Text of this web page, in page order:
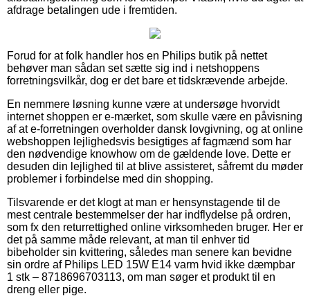
afdrage betalingen ude i fremtiden.
Forud for at folk handler hos en Philips butik på nettet
behøver man sådan set sætte sig ind i netshoppens
forretningsvilkår, dog er det bare et tidskrævende arbejde.
En nemmere løsning kunne være at undersøge hvorvidt
internet shoppen er e-mærket, som skulle være en påvisning
af at e-forretningen overholder dansk lovgivning, og at online
webshoppen lejlighedsvis besigtiges af fagmænd som har
den nødvendige knowhow om de gældende love. Dette er
desuden din lejlighed til at blive assisteret, såfremt du møder
problemer i forbindelse med din shopping.
Tilsvarende er det klogt at man er hensynstagende til de
mest centrale bestemmelser der har indflydelse på ordren,
som fx den returrettighed online virksomheden bruger. Her er
det på samme måde relevant, at man til enhver tid
bibeholder sin kvittering, således man senere kan bevidne
sin ordre af Philips LED 15W E14 varm hvid ikke dæmpbar
1 stk – 8718696703113, om man søger et produkt til en
dreng eller pige.